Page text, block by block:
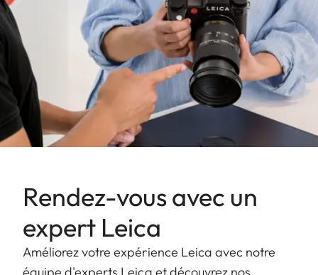
Rendez-vous avec un
expert Leica
Améliorez votre expérience Leica avec notre
équipe d'experts Leica et découvrez nos